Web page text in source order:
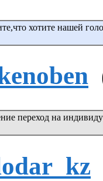
хотите нашей
переход на